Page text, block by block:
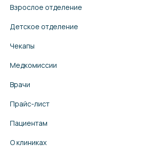
Взрослое отделение
Детское отделение
Чекапы
Медкомиссии
Врачи
Прайс-лист
Пациентам
О клиниках